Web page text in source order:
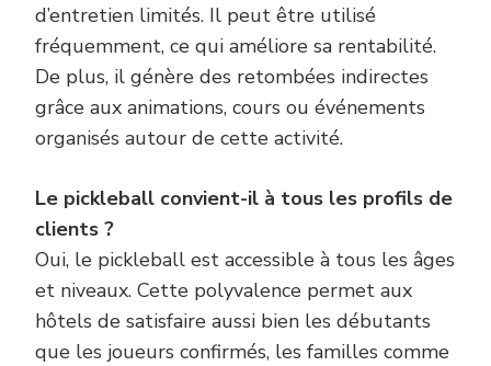
d’entretien limités. Il peut être utilisé
fréquemment, ce qui améliore sa rentabilité.
De plus, il génère des retombées indirectes
grâce aux animations, cours ou événements
organisés autour de cette activité.
Le pickleball convient-il à tous les profils de
clients ?
Oui, le pickleball est accessible à tous les âges
et niveaux. Cette polyvalence permet aux
hôtels de satisfaire aussi bien les débutants
que les joueurs confirmés, les familles comme